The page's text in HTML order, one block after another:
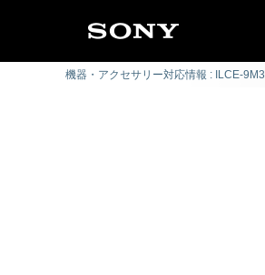
機器・アクセサリー対応情報 : ILCE-9M3